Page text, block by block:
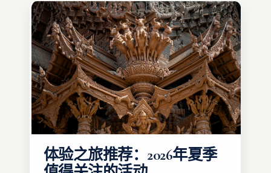
体验之旅推荐：2026年夏季